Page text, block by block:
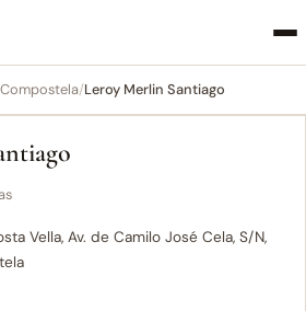
/Leroy Merlin Santiago
Vella, Av. de Camilo José Cela, S/N,